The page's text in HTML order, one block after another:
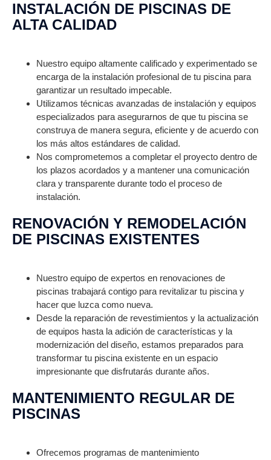
INSTALACIÓN DE PISCINAS DE
ALTA CALIDAD
Nuestro equipo altamente calificado y experimentado se
encarga de la instalación profesional de tu piscina para
garantizar un resultado impecable.
Utilizamos técnicas avanzadas de instalación y equipos
especializados para asegurarnos de que tu piscina se
construya de manera segura, eficiente y de acuerdo con
los más altos estándares de calidad.
Nos comprometemos a completar el proyecto dentro de
los plazos acordados y a mantener una comunicación
clara y transparente durante todo el proceso de
instalación.
RENOVACIÓN Y REMODELACIÓN
DE PISCINAS EXISTENTES
Nuestro equipo de expertos en renovaciones de
piscinas trabajará contigo para revitalizar tu piscina y
hacer que luzca como nueva.
Desde la reparación de revestimientos y la actualización
de equipos hasta la adición de características y la
modernización del diseño, estamos preparados para
transformar tu piscina existente en un espacio
impresionante que disfrutarás durante años.
MANTENIMIENTO REGULAR DE
PISCINAS
Ofrecemos programas de mantenimiento